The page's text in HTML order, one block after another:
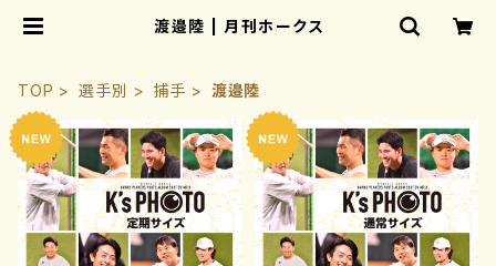
渡邉陸 | 月刊ホークス
TOP 選手別 捕手 渡邉陸